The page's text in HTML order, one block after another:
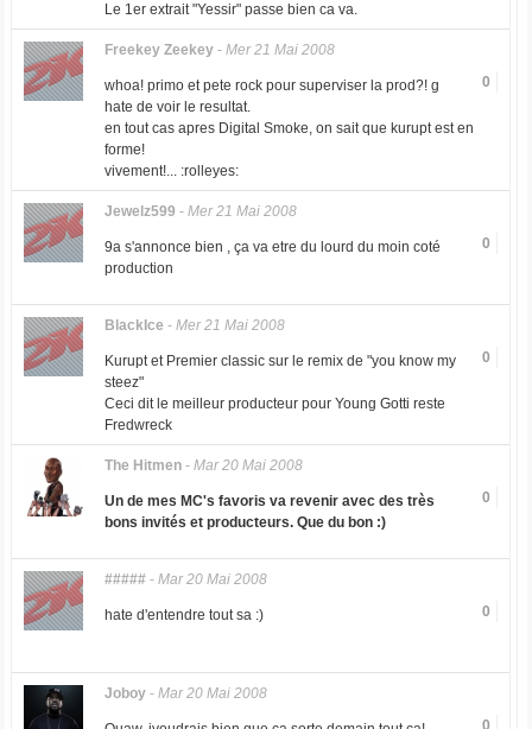
Le 1er extrait "Yessir" passe bien ca va.
Freekey Zeekey- Mer 21 Mai 2008
0
whoa! primo et pete rock pour superviser la prod?! g
hate de voir le resultat.
en tout cas apres Digital Smoke, on sait que kurupt est en
forme!
vivement!... :rolleyes:
Jewelz599 - Mer 21 Mai 2008
0
9a s'annonce bien , ça va etre du lourd du moin coté
production
BlackIce - Mer 21 Mai 2008
0
Kurupt et Premier classic sur le remix de "you know my
steez"
Ceci dit le meilleur producteur pour Young Gotti reste
Fredwreck
The Hitmen- Mar 20 Mai 2008
0
Un de mes MC's favoris va revenir avec des très
bons invités et producteurs. Que du bon :)
#####- Mar 20 Mai 2008
0
hate d'entendre tout sa :)
Joboy- Mar 20 Mai 2008
0